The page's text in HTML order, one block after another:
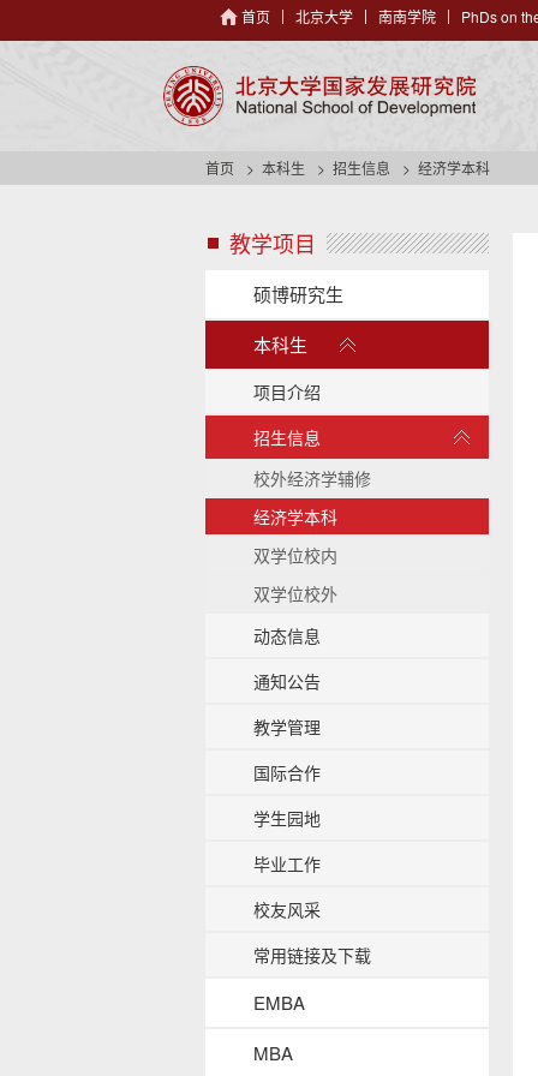
首页 北京大学 南南学院 PhDs on
首页 本科生 招生信息 经济学本科
教学项目 s
d
e
a
h
a
d
e
r
b
a
c
硕博研究生
本科生
开
收
项目介绍
招生信息
展
收
起
校外经济学辅修
经济学本科
双学位校内
双学位校外
动态信息
通知公告
教学管理
国际合作
学生园地
毕业工作
校友风采
常用链接及下载
EMBA
MBA